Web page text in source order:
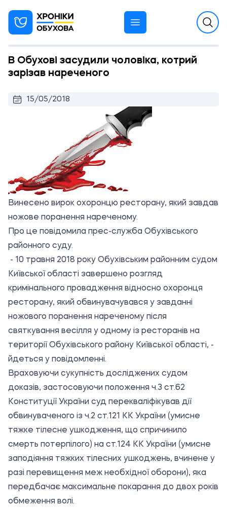
В Обухові засудили чоловіка, котрий
зарізав нареченого
15/05/2018
Винесено вирок охоронцю ресторану, який завдав
ножове поранення нареченому.
Про це повідомила прес-служба Обухівського
районного суду.
- 10 травня 2018 року Обухівським районним судом
Київської області завершено розгляд
кримінального провадження відносно охоронця
ресторану, який обвинувачувався у завданні
ножового поранення нареченому після
святкування весілля у одному із ресторанів на
території Обухівського району Київської області, -
йдеться у повідомленні.
Враховуючи сукупність досліджених судом
доказів, застосовуючи положення ч.3 ст.62
Конституції України суд перекваліфікував дії
обвинуваченого із ч.2 ст.121 КК України (умисне
тяжке тілесне ушкодження, що спричинило
смерть потерпілого) на ст.124 КК України (умисне
заподіяння тяжких тілесних ушкоджень, вчинене у
разі перевищення меж необхідної оборони), яка
передбачає максимальне покарання до двох років
обмеження волі.